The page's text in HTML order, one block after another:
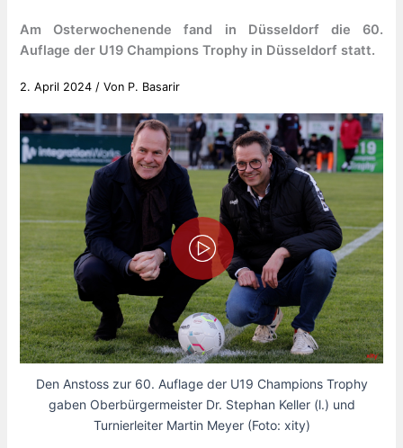
Am Osterwochenende fand in Düsseldorf die 60.
Auflage der U19 Champions Trophy in Düsseldorf statt.
2. April 2024 / Von P. Basarir
Den Anstoss zur 60. Auflage der U19 Champions Trophy
gaben Oberbürgermeister Dr. Stephan Keller (l.) und
Turnierleiter Martin Meyer (Foto: xity)